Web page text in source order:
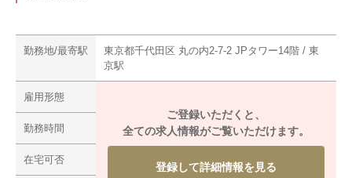
勤務地/最寄駅
東京都千代田区 丸の内2-7-2 JPタワー14階 / 東
京駅
雇用形態
勤務時間
在宅可否
ご登録いただくと、
全ての求人情報がご覧いただけます。
登録して詳細情報を見る